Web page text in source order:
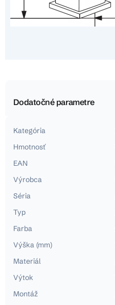
Dodatočné parametre
Kategória
Hmotnosť
EAN
Výrobca
Séria
Typ
Farba
Výška (mm)
Materiál
Výtok
Montáž